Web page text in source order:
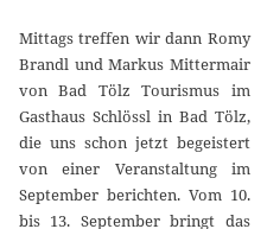
Mittags treffen wir dann Romy
Brandl und Markus Mittermair
von Bad Tölz Tourismus im
Gasthaus Schlössl in Bad Tölz,
die uns schon jetzt begeistert
von einer Veranstaltung im
September berichten. Vom 10.
bis 13. September bringt das